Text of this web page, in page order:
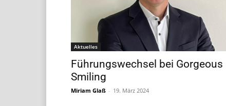
Aktuelles
Führungswechsel bei Gorgeous
Smiling
Miriam Glaß - 19. März 2024